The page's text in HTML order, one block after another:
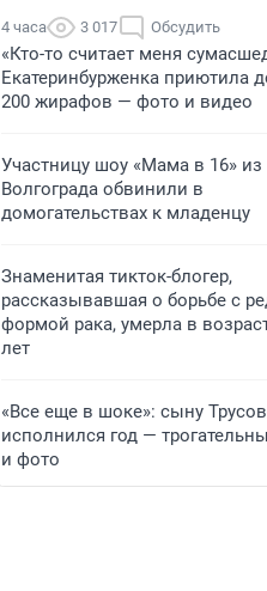
4 часа 3 017 Обсудить
«Кто-то считает меня
Екатеринбурженка приютила
200 жирафов — фото и видео
Участницу шоу «Мама в 16» из
Волгограда обвинили в
домогательствах к младенцу
Знаменитая тикток-блогер,
рассказывавшая о борьбе с
формой рака, умерла в
лет
«Все еще в шоке»: сыну
исполнился год —
и фото